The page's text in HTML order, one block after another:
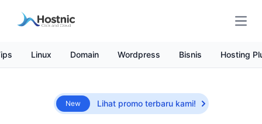
Linux Domain Wordpress Bisnis Hosting
New Lihat promo terbaru kami!